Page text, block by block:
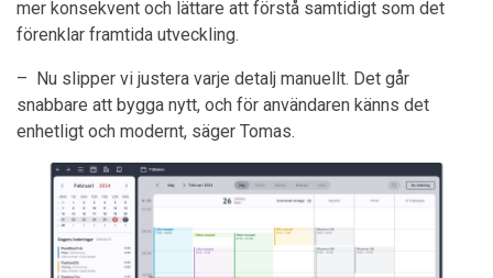
mer konsekvent och lättare att förstå samtidigt som det
förenklar framtida utveckling.
– Nu slipper vi justera varje detalj manuellt. Det går
snabbare att bygga nytt, och för användaren känns det
enhetligt och modernt, säger Tomas.